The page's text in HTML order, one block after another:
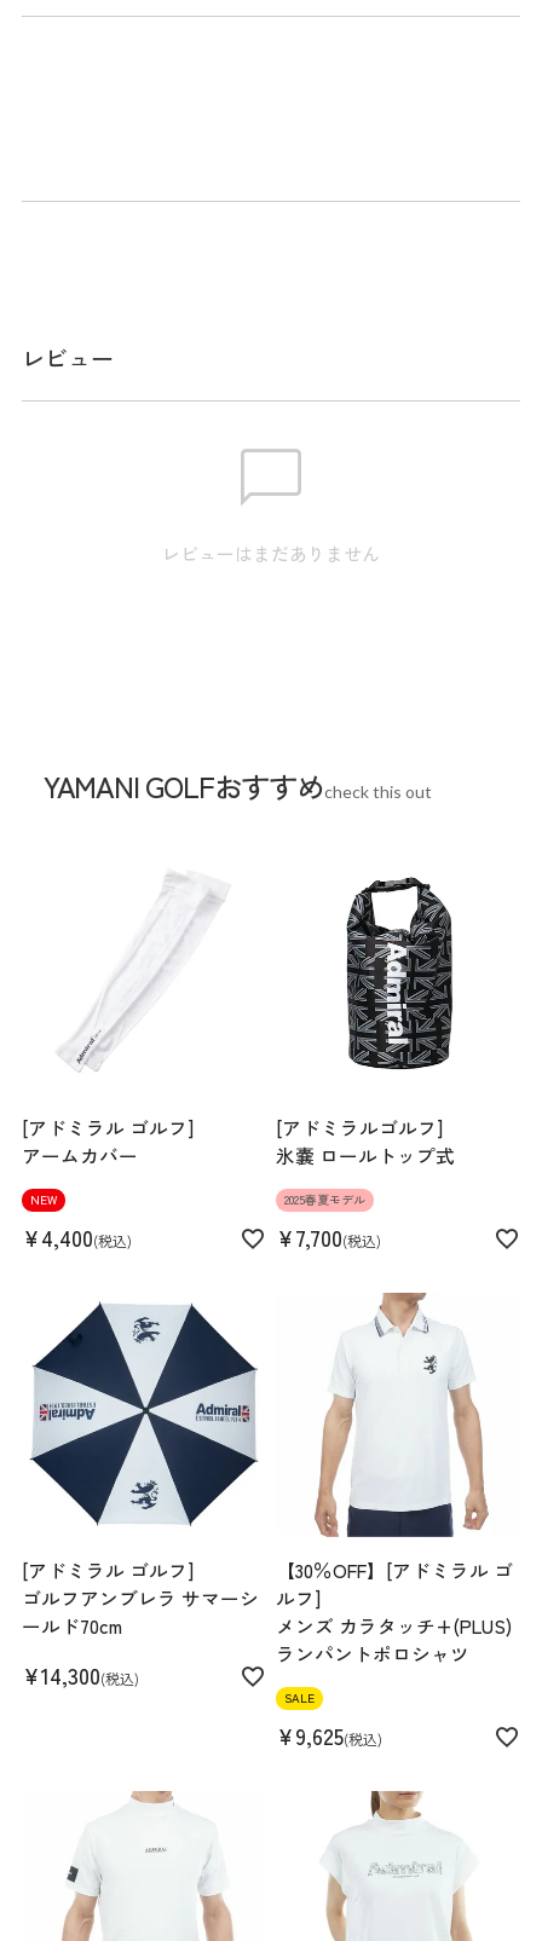
商品説明
には刺繍ロゴが施され、さりげないアクセントとなっていま
デザインになっています。 WHTのみ裏地付き
【S】裾幅:97.0cm / ウエスト:69.0cm / ヒップ:92.0cm / 総
Length 45cm
Hip 95cm
159cm 51kgRecommended
M
Find out more on your body type
スペック
ポリエステル92% ポリウレタン8% WHTの
み裏地付き:ポリエステル100%
レビュー
レビューはまだありません
YAMANI GOLFおすすめcheck this out
[アドミラル ゴルフ]
アームカバー
NEW
¥4,400 税込
[アドミラルゴルフ]
氷嚢 ロールトップ式
2025春夏モデル
¥7,700 税込
[アドミラル ゴルフ]
ゴルフアンブレラ サマーシ
ールド70cm
¥14,300 税込
【30％OFF】[アドミラル ゴ
ルフ]
メンズ カラタッチ+(PLUS)
ランパントポロシャツ
SALE
¥9,625 税込